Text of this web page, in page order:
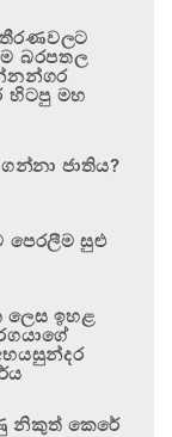
තීරණවලට
බරපතල
හිටපු මහ
ජාතිය?
පෙරලීම සුළු
ලෙස ඉහළ
නිකුත් කෙරේ